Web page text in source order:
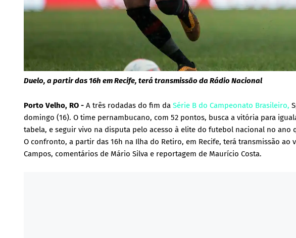
Duelo, a partir das 16h em Recife, terá transmissão da Rádio Nacional
Porto Velho, RO - A três rodadas do fim da Série B do Campeonato Brasileiro,
domingo (16). O time pernambucano, com 52 pontos, busca a vitória para
tabela, e seguir vivo na disputa pelo acesso à elite do futebol nacional no ano
O confronto, a partir das 16h na Ilha do Retiro, em Recife, terá transmissão ao
Campos, comentários de Mário Silva e reportagem de Maurício Costa.